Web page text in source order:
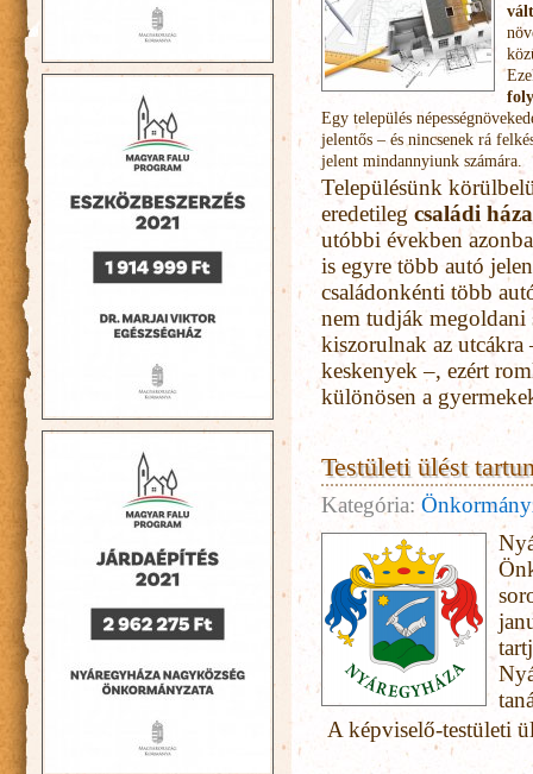
Egy település
jelentős – és nincsenek rá
jelent mindannyiunk számára.
Településünk
eredetilegcsaládi
utóbbi években
is egyre több autó
családonkénti több
nem tudják
kiszorulnak az
keskenyek –, ezért
különösen a
Testületi ülést
Kategória:
A képviselő-testületi